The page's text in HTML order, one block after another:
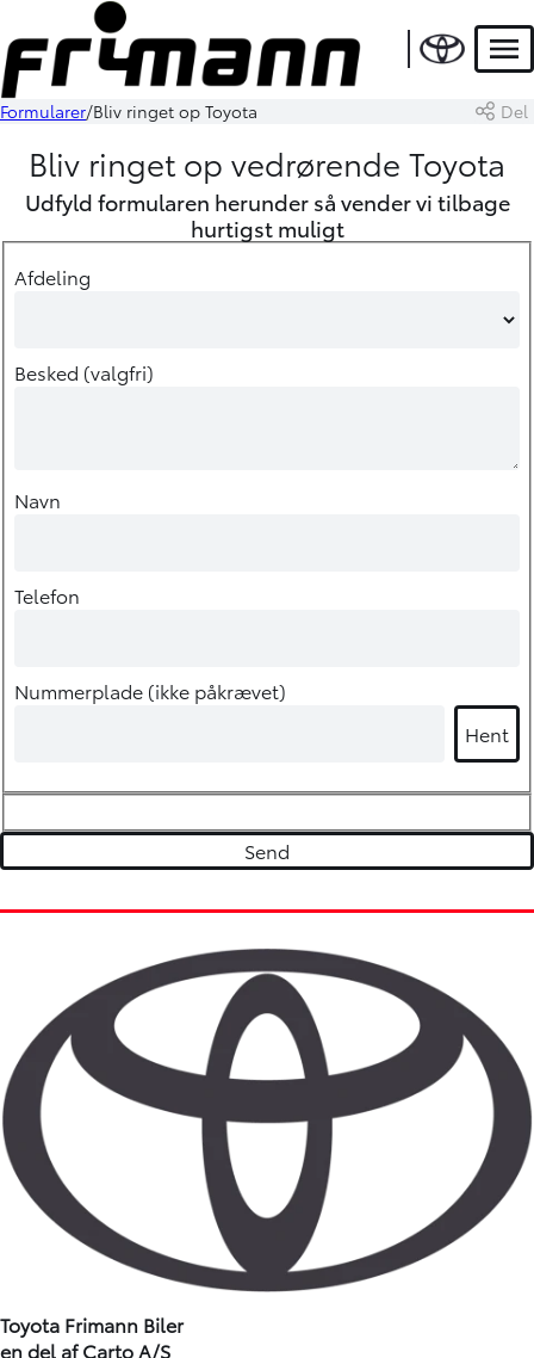
Formularer Bliv ringet op Toyota Del
Bliv ringet op vedrørende Toyota
Udfyld formularen herunder så vender vi tilbage
hurtigst muligt
Afdeling
Besked (valgfri)
Navn
Telefon
Nummerplade (ikke påkrævet)
Hent
Toyota Frimann Biler
en del af Carto A/S